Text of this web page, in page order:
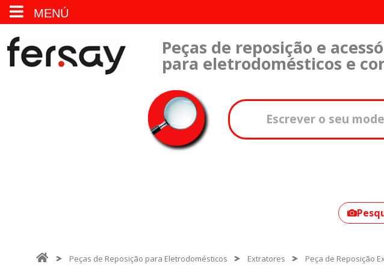
MENÚ
Peças de reposição e
para eletrodomésticos e
seu
Peças de Reposição para Eletrodomésticos Extratores Peça de Reposição